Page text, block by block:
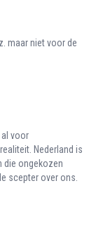
maar niet voor de
al voor
Nederland is
die ongekozen
scepter over ons.